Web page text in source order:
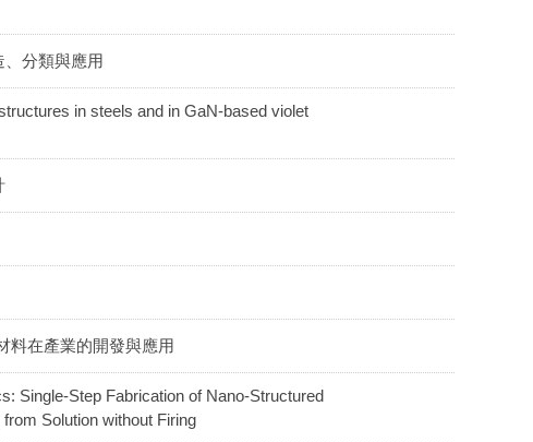
、分類與應用
in steels and in GaN-based violet
料在產業的開發與應用
Single-Step Fabrication of Nano-Structured
Solution without Firing